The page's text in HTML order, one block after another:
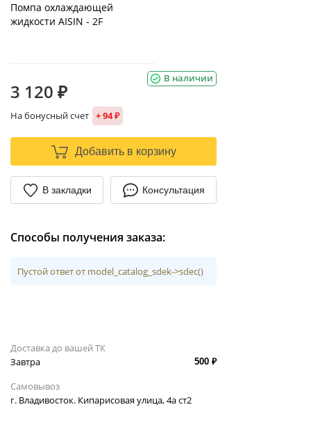
Помпа охлаждающей
жидкости AISIN - 2F
В наличии
3 120 ₽
На бонусный счет + 94 ₽
Добавить в корзину
В закладки Консультация
Способы получения заказа:
Пустой ответ от model_catalog_sdek->sdec()
Доставка до вашей ТК
Завтра
500 ₽
Самовывоз
г. Владивосток. Кипарисовая улица, 4а ст2